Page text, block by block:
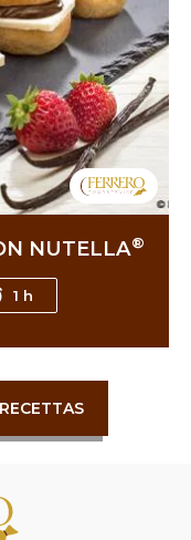
NUTELLA®
1 h